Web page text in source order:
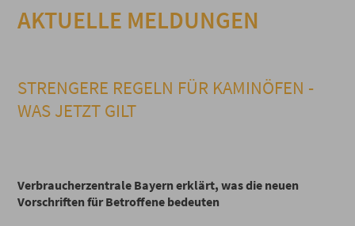
AKTUELLE MELDUNGEN
STRENGERE REGELN FÜR KAMINÖFEN -
WAS JETZT GILT
Verbraucherzentrale Bayern erklärt, was die neuen
Vorschriften für Betroffene bedeuten